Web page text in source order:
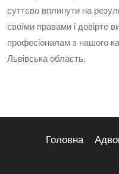
суттєво вплинути на
своїми правами і довірте
професіоналам з нашого
Львівська область.
Головна